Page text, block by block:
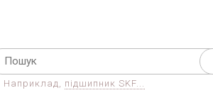
Наприклад, підшипник SKF...